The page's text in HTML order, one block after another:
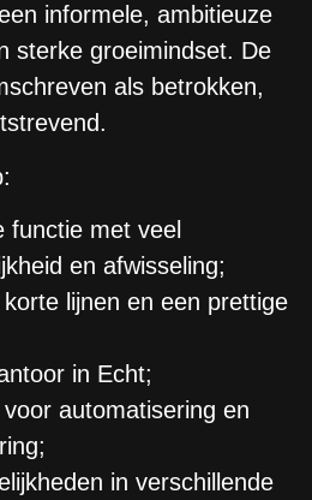
informele, ambitieuze
sterke groeimindset. De
als betrokken,
functie met veel
en afwisseling;
lijnen en een prettige
in Echt;
automatisering en
in verschillende